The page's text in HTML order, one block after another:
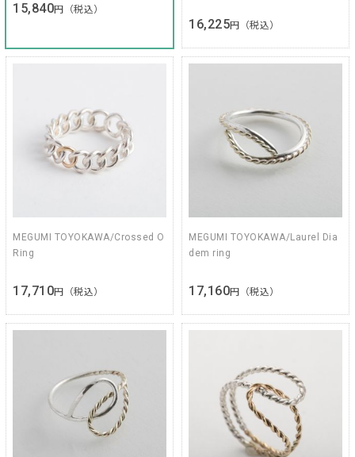
15,840円（税込）
16,225円（税込）
MEGUMI TOYOKAWA/Crossed O
Ring
17,710円（税込）
MEGUMI TOYOKAWA/Laurel Dia
dem ring
17,160円（税込）